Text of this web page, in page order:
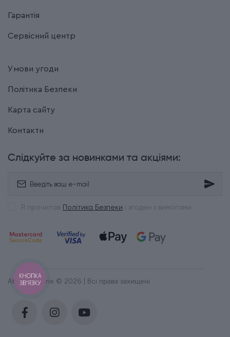
Гарантія
Сервісний центр
Умови угоди
Політика Безпеки
Карта сайту
Контакти
Слідкуйте за новинками та акціями:
Я прочитав Політика Безпеки і згоден з вимогами
Attribute Time © 2026 | Всі права захищені
КНОПКА
ЗВ'ЯЗКУ